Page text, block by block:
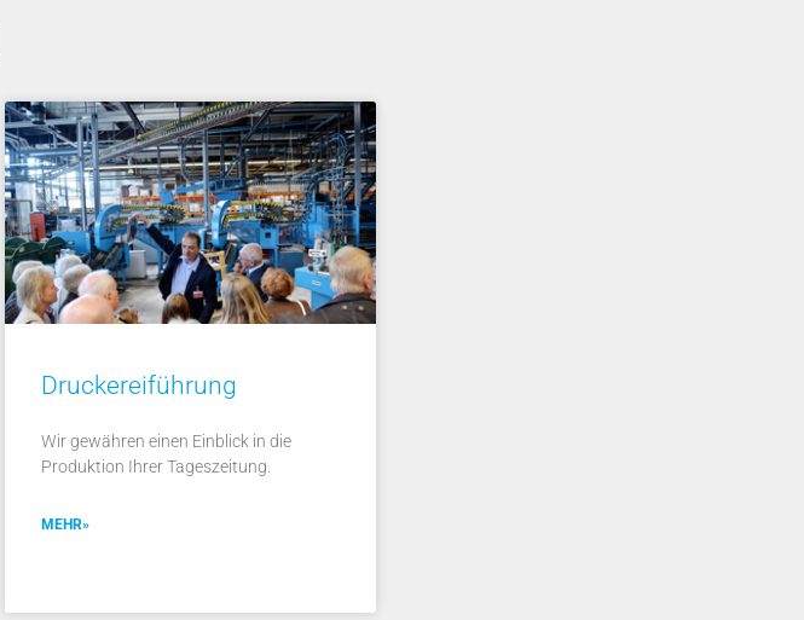
Druckereiführung
Wir gewähren einen Einblick in die
Produktion Ihrer Tageszeitung.
MEHR»